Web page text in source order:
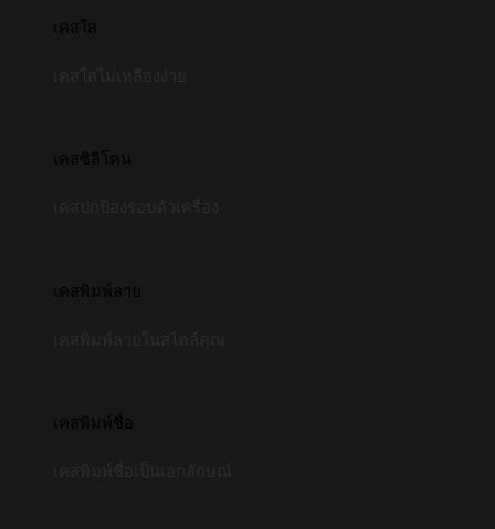
เคสใส
เคสซิลิโคน
เคสพิมพ์ลาย
เคสพิมพ์ชื่อ